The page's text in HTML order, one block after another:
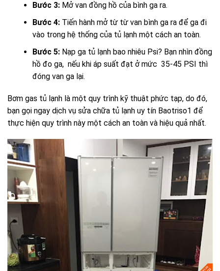
Bước 3:Mở van đồng hồ của bình ga ra.
Bước 4: Tiến hành mở từ từ van bình ga ra để ga đi
vào trong hệ thống của tủ lạnh một cách an toàn.
Bước 5:Nạp ga tủ lạnh bao nhiêu Psi? Bạn nhìn đồng
hồ đo ga, nếu khi áp suất đạt ở mức 35-45 PSI thì
đóng van ga lại.
Bơm gas tủ lạnh là một quy trình kỹ thuật phức tạp, do đó,
bạn gọi ngay dịch vụ sửa chữa tủ lạnh uy tín Baotriso1 để
thực hiện quy trình này một cách an toàn và hiệu quả nhất.